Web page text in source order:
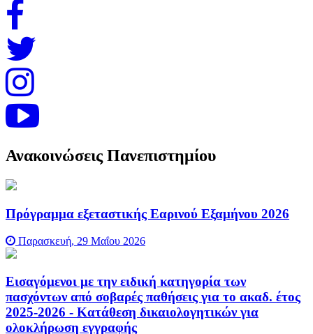
Ανακοινώσεις Πανεπιστημίου
Πρόγραμμα εξεταστικής Εαρινού Εξαμήνου 2026
Παρασκευή, 29 Μαΐου 2026
Εισαγόμενοι με την ειδική κατηγορία των
πασχόντων από σοβαρές παθήσεις για το ακαδ. έτος
2025-2026 - Κατάθεση δικαιολογητικών για
ολοκλήρωση εγγραφής